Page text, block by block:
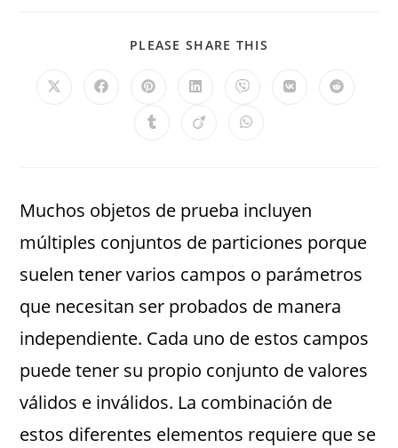
PLEASE SHARE THIS
Muchos objetos de prueba incluyen
múltiples conjuntos de particiones porque
suelen tener varios campos o parámetros
que necesitan ser probados de manera
independiente. Cada uno de estos campos
puede tener su propio conjunto de valores
válidos e inválidos. La combinación de
estos diferentes elementos requiere que se